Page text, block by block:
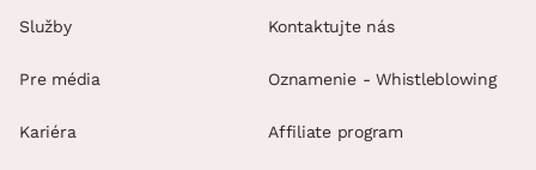
Služby
Pre média
Kariéra
Kontaktujte nás
Oznamenie - Whistleblowing
Affiliate program